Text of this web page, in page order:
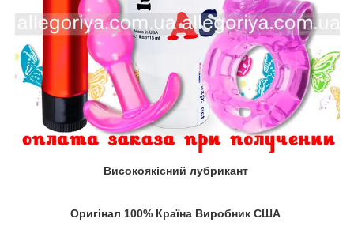
Високоякісний лубрикант
Оригінал 100% Країна Виробник США